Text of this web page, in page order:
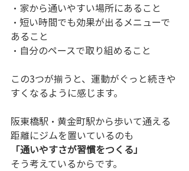
・家から通いやすい場所にあること
・短い時間でも効果が出るメニューで
あること
・自分のペースで取り組めること
この3つが揃うと、運動がぐっと続きや
すくなるように感じます。
阪東橋駅・黄金町駅から歩いて通える
距離にジムを置いているのも
「通いやすさが習慣をつくる」
そう考えているからです。